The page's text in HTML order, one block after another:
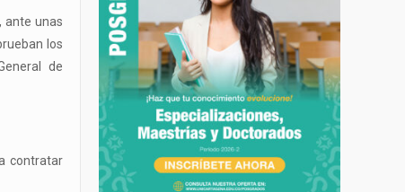
ante unas
los
de
contratar